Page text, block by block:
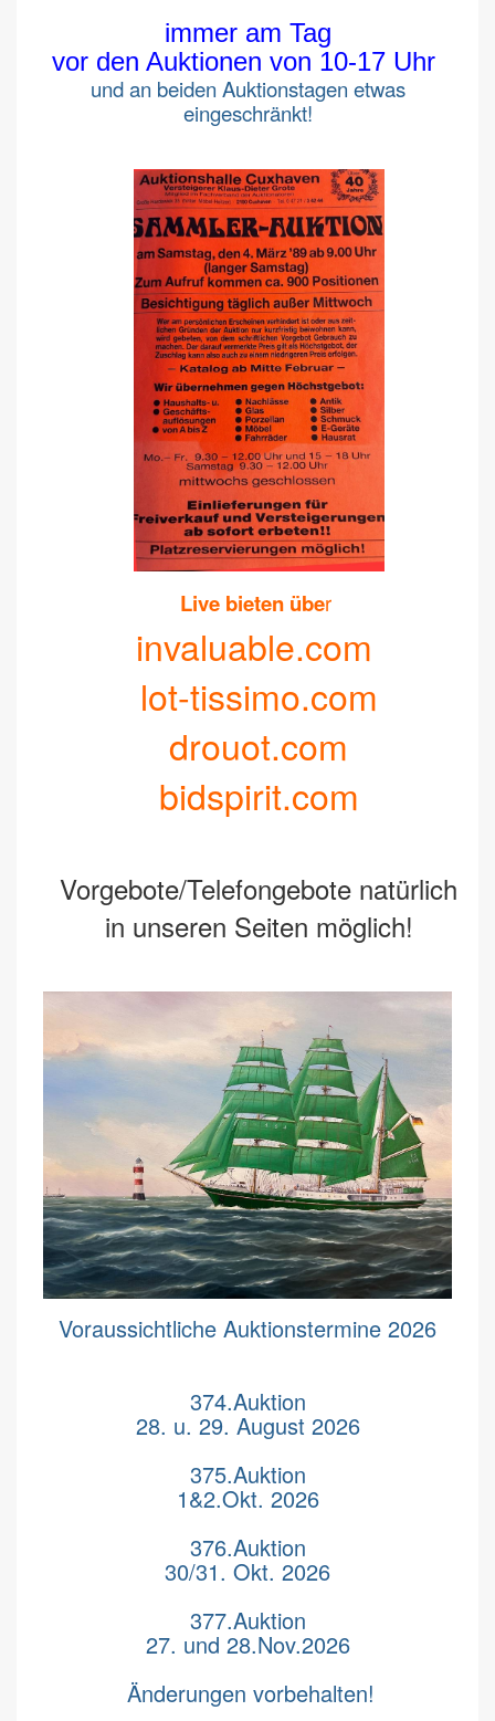
immer am Tag
vor den Auktionen von 10-17 Uhr
und an beiden Auktionstagen etwas
eingeschränkt!
Live bieten über
invaluable.com
lot-tissimo.com
drouot.com
bidspirit.com
Vorgebote/Telefongebote natürlich
in unseren Seiten möglich!
Voraussichtliche Auktionstermine 2026
374.Auktion
28. u. 29. August 2026
375.Auktion
1&2.Okt. 2026
376.Auktion
30/31. Okt. 2026
377.Auktion
27. und 28.Nov.2026
Änderungen vorbehalten!